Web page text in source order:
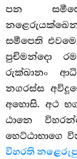
පන
සමීපෙති
පුචිමන්දො
රුක්ඛානං
නගරස්ස
අහොසි. අථ
ඨානෙ
හෙට්ඨාභාගෙ
විහරති